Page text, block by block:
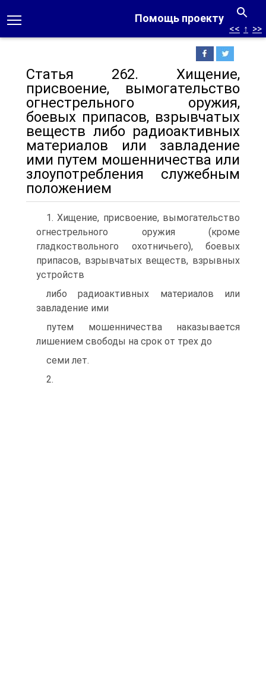
Помощь проекту
<< ↑ >>
Статья 262. Хищение,
присвоение, вымогательство
огнестрельного оружия,
боевых припасов, взрывчатых
веществ либо радиоактивных
материалов или завладение
ими путем мошенничества или
злоупотребления служебным
положением
1. Хищение, присвоение, вымогательство
огнестрельного оружия (кроме
гладкоствольного охотничьего), боевых
припасов, взрывчатых веществ, взрывных
устройств
либо радиоактивных материалов или
завладение ими
путем мошенничества наказывается
лишением свободы на срок от трех до
семи лет.
2.